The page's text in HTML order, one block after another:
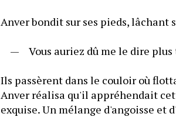
Anver bondit sur ses pieds, lâchant
—	Vous auriez dû me le dire plus
Ils passèrent dans le couloir où
Anver réalisa qu'il appréhendait
exquise. Un mélange d'angoisse et